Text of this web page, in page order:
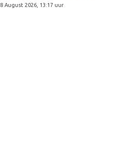
8 August 2026, 13:17 uur